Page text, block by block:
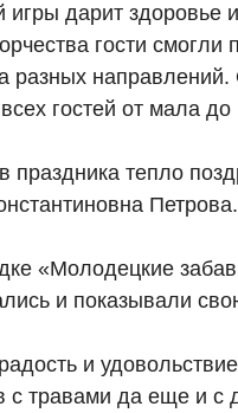
игры дарит здоровье
гости смогли
разных
гостей от мала до
праздника тепло
Петрова.
«Молодецкие
и показывали
и
с травами да еще и с